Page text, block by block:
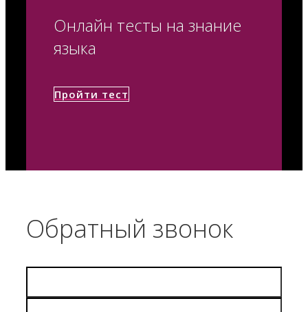
Онлайн тесты на знание
языка
Пройти тест
Обратный звонок